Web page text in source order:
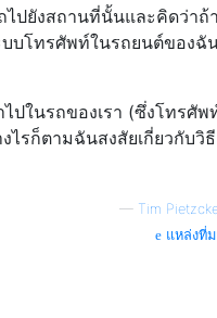
ไปยังสถานที่นั้นและคิดว่าถ้า
บโทรศัพท์ในรถยนต์ของฉั
ปในรถของเรา (ซึ่งโทรศัพ
รก็ตามฉันสงสัยเกี่ยวกับวิธี
— Tim
แหล่งที่ม